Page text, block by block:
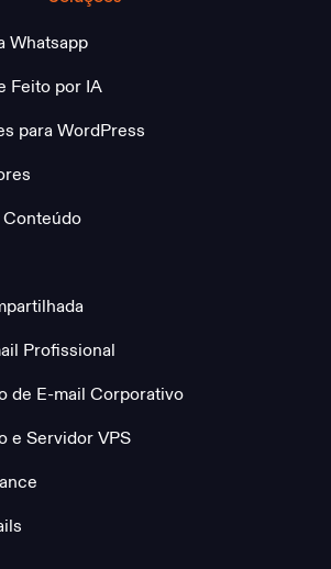
Whatsapp
Feito por IA
para WordPress
Profissional
de E-mail Corporativo
e Servidor VPS